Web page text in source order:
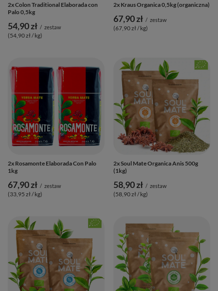
2x Colon Traditional Elaborada con
Palo 0,5kg
54,90 zł / zestaw
(54,90 zł / kg)
2x Kraus Organica 0,5kg (organiczna)
67,90 zł / zestaw
(67,90 zł / kg)
2x Rosamonte Elaborada Con Palo
1kg
67,90 zł / zestaw
(33,95 zł / kg)
2x Soul Mate Organica Anis 500g
(1kg)
58,90 zł / zestaw
(58,90 zł / kg)